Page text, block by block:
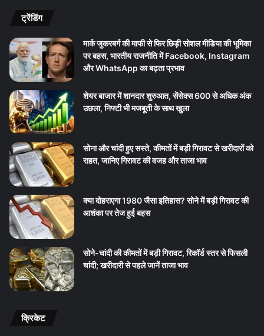
ट्रेंडिंग
मार्क जुकरबर्ग की माफी से फिर छिड़ी सोशल मीडिया की भूमिका
पर बहस, भारतीय राजनीति में Facebook, Instagram
और WhatsApp का बढ़ता प्रभाव
शेयर बाजार में शानदार शुरुआत, सेंसेक्स 600 से अधिक अंक
उछला, निफ्टी भी मजबूती के साथ खुला
सोना और चांदी हुए सस्ते, कीमतों में बड़ी गिरावट से खरीदारों को
राहत, जानिए गिरावट की वजह और ताजा भाव
क्या दोहराएगा 1980 जैसा इतिहास? सोने में बड़ी गिरावट की
आशंका पर तेज हुई बहस
सोने-चांदी की कीमतों में बड़ी गिरावट, रिकॉर्ड स्तर से फिसली
चांदी; खरीदारी से पहले जानें ताजा भाव
क्रिकेट